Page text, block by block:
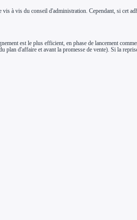
à vis du conseil d'administration. Cependant, si cet
est le plus efficient, en phase de lancement
d'affaire et avant la promesse de vente). Si la